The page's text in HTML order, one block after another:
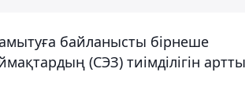
байланысты бірнеше
(СЭЗ) тиімділігін